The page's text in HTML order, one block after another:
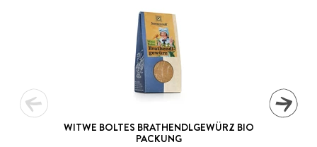
WITWE BOLTES BRATHENDLGEWÜRZ BIO
PACKUNG